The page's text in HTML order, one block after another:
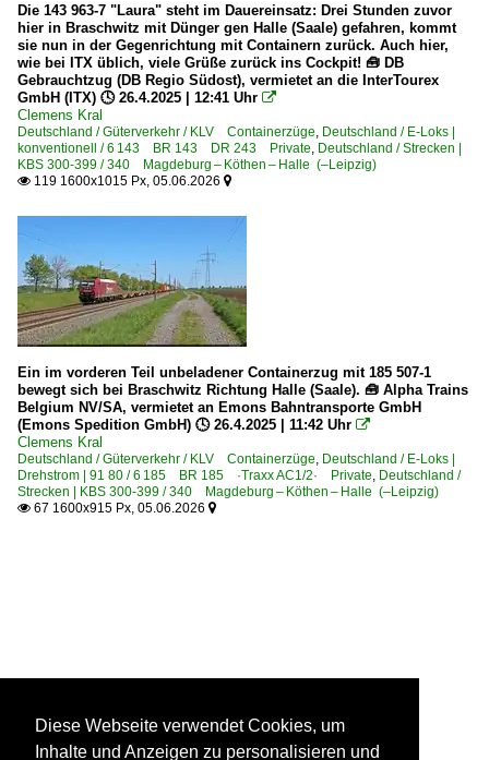
Die 143 963-7 "Laura" steht im Dauereinsatz: Drei Stunden zuvor
hier in Braschwitz mit Dünger gen Halle (Saale) gefahren, kommt
sie nun in der Gegenrichtung mit Containern zurück. Auch hier,
wie bei ITX üblich, viele Grüße zurück ins Cockpit! 🧰 DB
Gebrauchtzug (DB Regio Südost), vermietet an die InterTourex
GmbH (ITX) 🕓 26.4.2025 | 12:41 Uhr 
Clemens Kral
Deutschland / Güterverkehr / KLV Containerzüge, Deutschland / E-Loks |
konventionell / 6 143 BR 143 DR 243 Private, Deutschland / Strecken |
KBS 300-399 / 340 Magdeburg – Köthen – Halle (–Leipzig)
 119 1600x1015 Px, 05.06.2026 
Ein im vorderen Teil unbeladener Containerzug mit 185 507-1
bewegt sich bei Braschwitz Richtung Halle (Saale). 🧰 Alpha Trains
Belgium NV/SA, vermietet an Emons Bahntransporte GmbH
(Emons Spedition GmbH) 🕓 26.4.2025 | 11:42 Uhr 
Clemens Kral
Deutschland / Güterverkehr / KLV Containerzüge, Deutschland / E-Loks |
Drehstrom | 91 80 / 6 185 BR 185 ·Traxx AC1/2· Private, Deutschland /
Strecken | KBS 300-399 / 340 Magdeburg – Köthen – Halle (–Leipzig)
 67 1600x915 Px, 05.06.2026 
Diese Webseite verwendet Cookies, um
Inhalte und Anzeigen zu personalisieren und